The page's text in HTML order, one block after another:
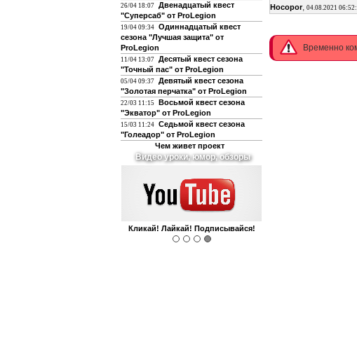
26/04 18:07 Двенадцатый квест
"Суперсаб" от ProLegion
19/04 09:34 Одиннадцатый квест
сезона "Лучшая защита" от
ProLegion
11/04 13:07 Десятый квест сезона
"Точный пас" от ProLegion
05/04 09:37 Девятый квест сезона
"Золотая перчатка" от ProLegion
22/03 11:15
Восьмой квест сезона
"Экватор" от ProLegion
15/03 11:24 Седьмой квест сезона
"Голеадор" от ProLegion
Чем живет проект
О футболе и не только
Интегрирован с чатом форума!
Hocopor, 04.08.2021
Временно